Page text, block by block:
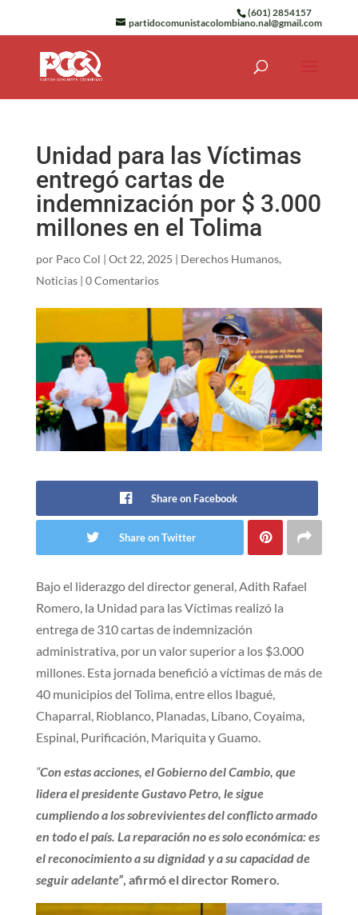
(601) 2854157
partidocomunistacolombiano.nal@gmail.com
Unidad para las Víctimas
entregó cartas de
indemnización por $ 3.000
millones en el Tolima
por Paco Col | Oct 22, 2025 | Derechos Humanos,
Noticias| 0 Comentarios
Share on Facebook
Share on Twitter
Bajo el liderazgo del director general, Adith Rafael
Romero, la Unidad para las Víctimas realizó la
entrega de 310 cartas de indemnización
administrativa, por un valor superior a los $3.000
millones. Esta jornada benefició a víctimas de más de
40 municipios del Tolima, entre ellos Ibagué,
Chaparral, Rioblanco, Planadas, Líbano, Coyaima,
Espinal, Purificación, Mariquita y Guamo.
“Con estas acciones, el Gobierno del Cambio, que
lidera el presidente Gustavo Petro, le sigue
cumpliendo a los sobrevivientes del conflicto armado
en todo el país. La reparación no es solo económica: es
el reconocimiento a su dignidad y a su capacidad de
seguir adelante”, afirmó el director Romero.